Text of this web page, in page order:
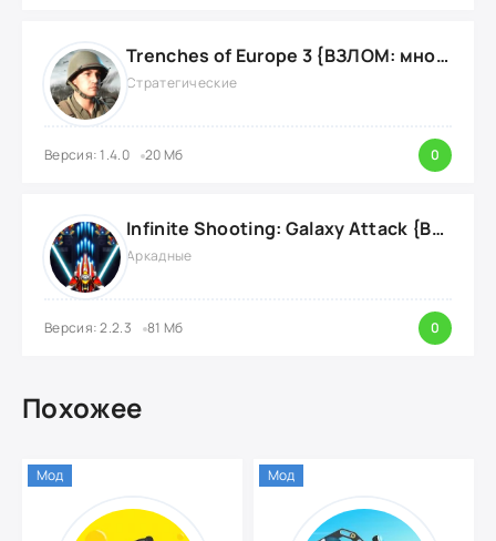
Trenches of Europe 3 {ВЗЛОМ: много денег}
Стратегические
Версия: 1.4.0 20 Мб 0
Infinite Shooting: Galaxy Attack {ВЗЛОМ: Бесплатные Покупки}
Аркадные
Версия: 2.2.3 81 Мб 0
Похожее
Мод Мод